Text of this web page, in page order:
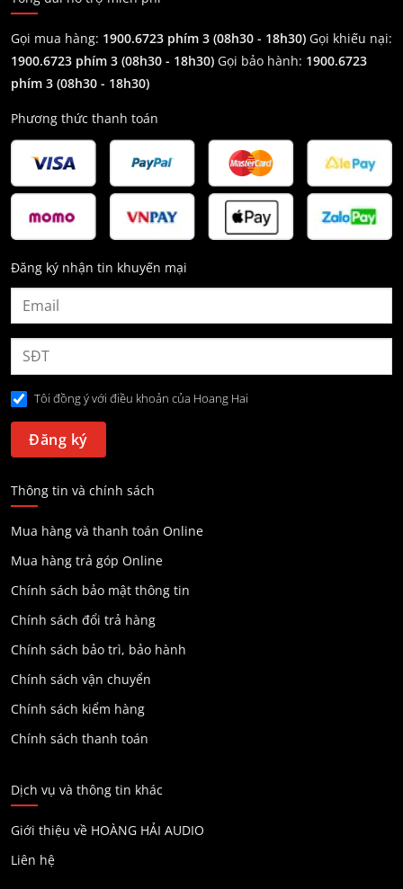
Gọi mua hàng: 1900.6723 phím 3 (08h30 - 18h30) Gọi khiếu nại:
1900.6723 phím 3 (08h30 - 18h30) Gọi bảo hành: 1900.6723
phím 3 (08h30 - 18h30)
Phương thức thanh toán
Đăng ký nhận tin khuyến mại
Tôi đồng ý với điều khoản của Hoang Hai
Thông tin và chính sách
Mua hàng và thanh toán Online
Mua hàng trả góp Online
Chính sách bảo mật thông tin
Chính sách đổi trả hàng
Chính sách bảo trì, bảo hành
Chính sách vận chuyển
Chính sách kiểm hàng
Chính sách thanh toán
Dịch vụ và thông tin khác
Giới thiệu về HOÀNG HẢI AUDIO
Liên hệ